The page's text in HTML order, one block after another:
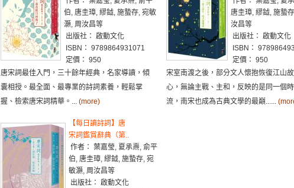
伯, 唐圭璋, 繆鉞, 施蟄存, 宛敏
灝, 周汝昌等
出版社： 啟動文化
ISBN： 9789864931071
定價： 950
唐宋詞最佳入門，三十餘年經典，名家導讀，傾
囊相授。最全面、最專業的詩詞素養，輕鬆掌
握、檢索唐宋詞精華。... (more)
唐圭璋, 繆鉞, 施蟄
汝昌等
出版社： 啟動文化
ISBN：
定價： 950
宋室南渡之後，部分文人懷抱恢復江山
心，無論主戰、主和，反映的是同一個
流，南宋也成為古典文學的最巔......
【每日讀詩詞】唐
宋詞鑑賞辭典（第..
作者： 葉嘉瑩, 夏承燾, 俞平
伯, 唐圭璋, 繆鉞, 施蟄存, 宛
敏灝, 周汝昌等
出版社： 啟動文化